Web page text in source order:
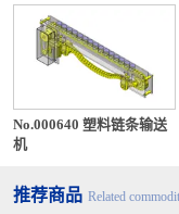
No.000640 塑料链条输送
机
推荐商品 Related